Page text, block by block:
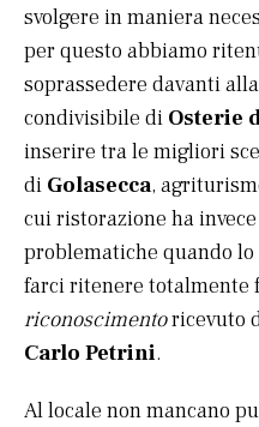
svolgere in maniera
per questo abbiamo
soprassedere davanti
condivisibile di Osterie
inserire tra le migliori
di Golasecca,
cui ristorazione ha
problematiche quando
farci ritenere totalmente
riconoscimentoricevuto
Carlo Petrini.
Al locale non mancano